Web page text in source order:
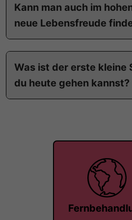
Kann man auch im
neue Lebensfreude
Was ist der erste kleine
du heute gehen kannst?